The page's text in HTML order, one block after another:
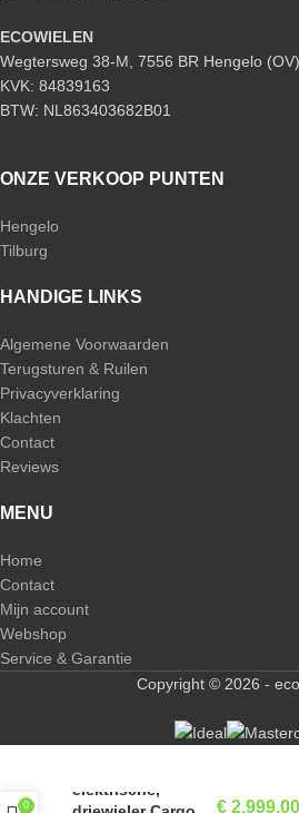
ECOWIELEN
Wegtersweg 38-M, 7556 BR Hengelo (OV)
KVK: 84839163
BTW: NL863403682B01
ONZE VERKOOP PUNTEN
Hengelo
Tilburg
HANDIGE LINKS
Algemene Voorwaarden
Terugsturen & Ruilen
Privacyverklaring
Klachten
Contact
Reviews
MENU
Home
Contact
Mijn account
Webshop
Service & Garantie
Copyright © 2026 -
elektrische,
€ 2.999,00
0